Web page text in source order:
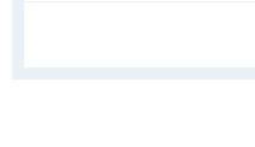
の機能が入っていて、しかも
ていて、十分な基本性能を備